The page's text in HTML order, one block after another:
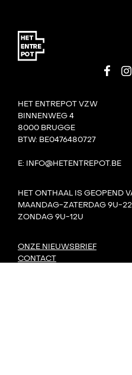
HET ENTREPOT VZW
BINNENWEG 4
8000 BRUGGE
BTW: BE0476480727
E: INFO@HETENTREPOT.BE
HET ONTHAAL IS GEOPEND
MAANDAG-ZATERDAG 9U-
ZONDAG 9U-12U
ONZE NIEUWSBRIEF
CONTACT